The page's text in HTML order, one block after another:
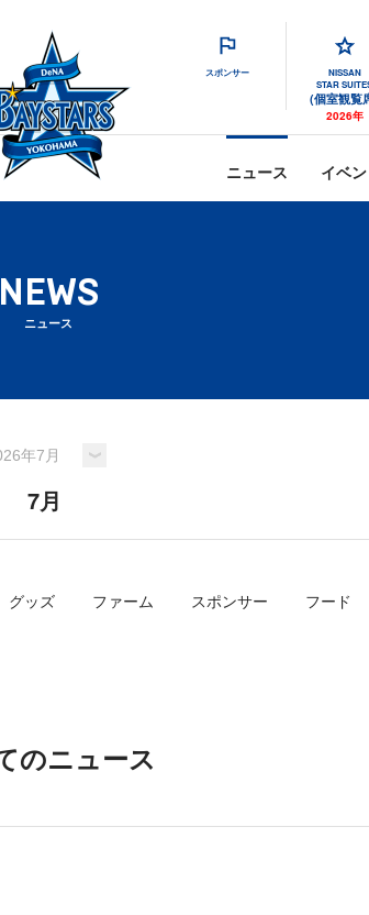
スポンサー
NISSAN
STAR
(個室観覧
2026年
ニュース イベ
NEWS
ニュース
7月
グッズ ファーム スポンサー フード
のニュース